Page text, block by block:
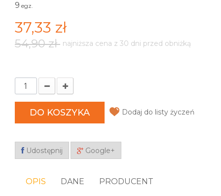
9 egz.
37,33 zł
54,90 zł najniższa cena z 30 dni przed obniżką
DO KOSZYKA Dodaj do listy życzeń
Udostępnij Google+
OPIS DANE PRODUCENT